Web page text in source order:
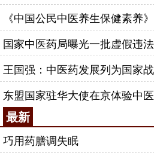
《中国公民中医养生保健素养
国家中医药局曝光一批虚假违
王国强：中医药发展列为国家
东盟国家驻华大使在京体验中
最新
巧用药膳调失眠